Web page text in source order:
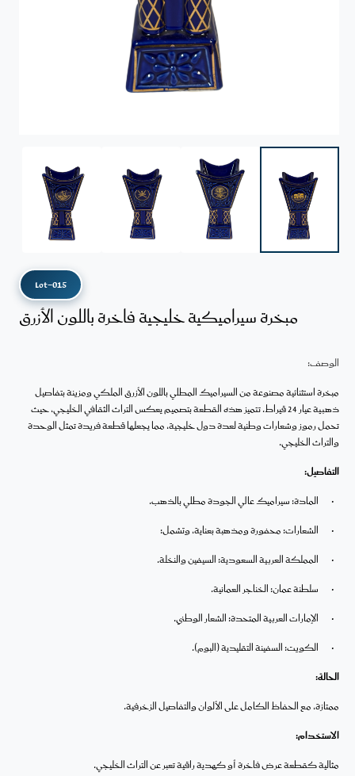
Lot-015
مبخرة سيراميكية خليجية فاخرة باللون الأزرق
الوصف:
مبخرة استثنائية مصنوعة من السيراميك المطلي باللون الأزرق الملكي ومزينة بتفاصيل
ذهبية عيار 24 قيراط. تتميز هذه القطعة بتصميم يعكس التراث الثقافي الخليجي، حيث
تحمل رموز وشعارات وطنية لعدة دول خليجية، مما يجعلها قطعة فريدة تمثل الوحدة
والتراث الخليجي.
التفاصيل:
•
المادة:سيراميك عالي الجودة مطلي بالذهب.
•
الشعارات:محفورة ومذهبة بعناية، وتشمل:
•
المملكة العربية السعودية: السيفين والنخلة.
•
سلطنة عمان: الخناجر العمانية.
•
الإمارات العربية المتحدة: الشعار الوطني.
•
الكويت: السفينة التقليدية (البوم).
الحالة:
ممتازة، مع الحفاظ الكامل على الألوان والتفاصيل الزخرفية.
الاستخدام:
مثالية كقطعة عرض فاخرة أو كهدية راقية تعبر عن التراث الخليجي.